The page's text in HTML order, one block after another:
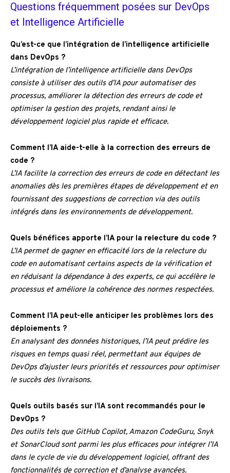
Questions fréquemment posées sur DevOps
et Intelligence Artificielle
Qu’est-ce que l’intégration de l’intelligence artificielle
dans DevOps ?
L’intégration de l’intelligence artificielle dans DevOps
consiste à utiliser des outils d’IA pour automatiser des
processus, améliorer la détection des erreurs de code et
optimiser la gestion des projets, rendant ainsi le
développement logiciel plus rapide et efficace.
Comment l’IA aide-t-elle à la correction des erreurs de
code ?
L’IA facilite la correction des erreurs de code en détectant les
anomalies dès les premières étapes de développement et en
fournissant des suggestions de correction via des outils
intégrés dans les environnements de développement.
Quels bénéfices apporte l’IA pour la relecture du code ?
L’IA permet de gagner en efficacité lors de la relecture du
code en automatisant certains aspects de la vérification et
en réduisant la dépendance à des experts, ce qui accélère le
processus et améliore la cohérence des normes respectées.
Comment l’IA peut-elle anticiper les problèmes lors des
déploiements ?
En analysant des données historiques, l’IA peut prédire les
risques en temps quasi réel, permettant aux équipes de
DevOps d’ajuster leurs priorités et ressources pour optimiser
le succès des livraisons.
Quels outils basés sur l’IA sont recommandés pour le
DevOps ?
Des outils tels que GitHub Copilot, Amazon CodeGuru, Snyk
et SonarCloud sont parmi les plus efficaces pour intégrer l’IA
dans le cycle de vie du développement logiciel, offrant des
fonctionnalités de correction et d’analyse avancées.